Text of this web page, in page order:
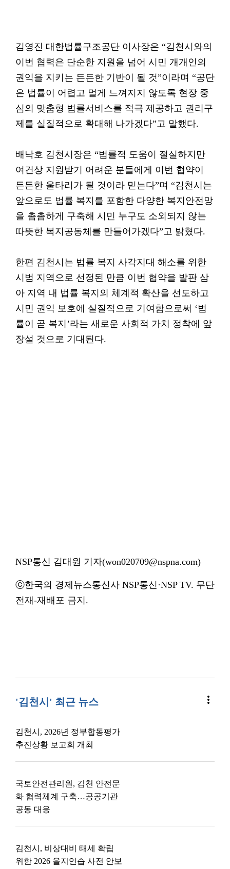
김영진 대한법률구조공단 이사장은 “김천시와의
이번 협력은 단순한 지원을 넘어 시민 개개인의
권익을 지키는 든든한 기반이 될 것”이라며 “공단
은 법률이 어렵고 멀게 느껴지지 않도록 현장 중
심의 맞춤형 법률서비스를 적극 제공하고 권리구
제를 실질적으로 확대해 나가겠다”고 말했다.
배낙호 김천시장은 “법률적 도움이 절실하지만
여건상 지원받기 어려운 분들에게 이번 협약이
든든한 울타리가 될 것이라 믿는다”며 “김천시는
앞으로도 법률 복지를 포함한 다양한 복지안전망
을 촘촘하게 구축해 시민 누구도 소외되지 않는
따뜻한 복지공동체를 만들어가겠다”고 밝혔다.
한편 김천시는 법률 복지 사각지대 해소를 위한
시범 지역으로 선정된 만큼 이번 협약을 발판 삼
아 지역 내 법률 복지의 체계적 확산을 선도하고
시민 권익 보호에 실질적으로 기여함으로써 ‘법
률이 곧 복지’라는 새로운 사회적 가치 정착에 앞
장설 것으로 기대된다.
NSP통신 김대원 기자(won020709@nspna.com)
ⓒ한국의 경제뉴스통신사 NSP통신·NSP TV. 무단
전재-재배포 금지.
'김천시' 최근 뉴스 more_vert
김천시, 2026년 정부합동평가
추진상황 보고회 개최
국토안전관리원, 김천 안전문
화 협력체계 구축…공공기관
공동 대응
김천시, 비상대비 태세 확립
위한 2026 을지연습 사전 안보